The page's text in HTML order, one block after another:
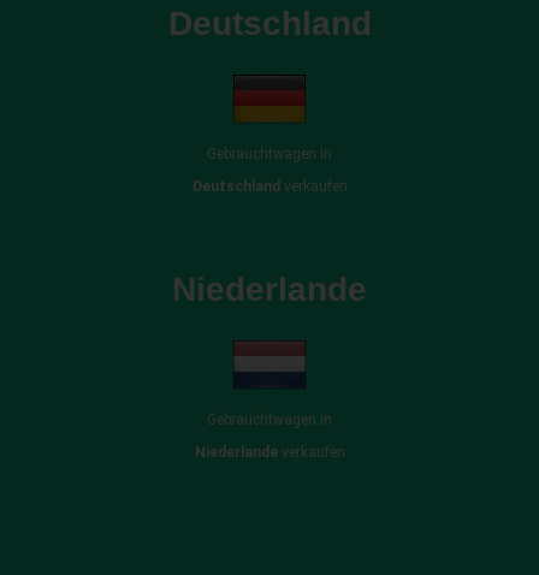
Deutschland
Gebrauchtwagen in
Deutschland verkaufen
Niederlande
Gebrauchtwagen in
Niederlandeverkaufen